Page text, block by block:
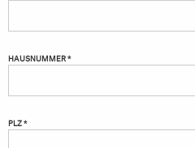
HAUSNUMMER *
PLZ *